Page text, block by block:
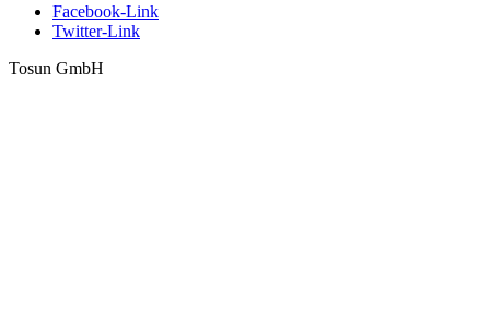
Facebook-Link
Twitter-Link
Tosun GmbH